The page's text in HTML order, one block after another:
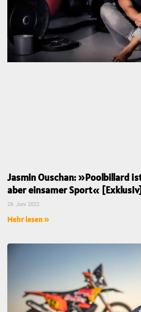
Jasmin Ouschan: »Poolbillard
aber einsamer Sport«
28. Juni 2022
Mehr lesen »